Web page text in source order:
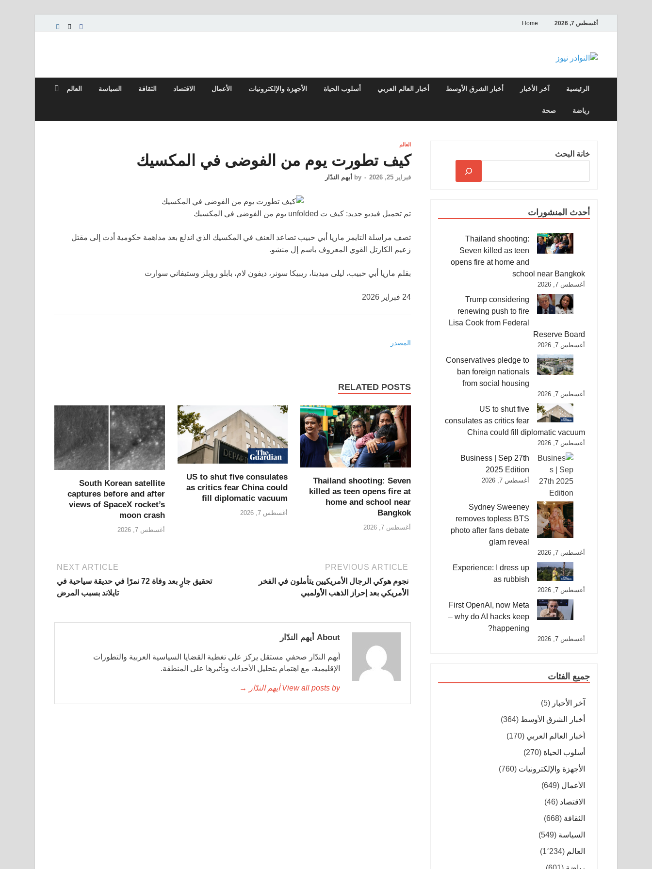
أغسطس 7, 2026 Home
النوادر نيوز
الرئيسية آخر الأخبار أخبار الشرق الأوسط أخبار العالم العربي أسلوب الحياة الأجهزة والإلكترونيات الأعمال الاقتصاد الثقافة السياسة العالم
رياضة صحة
العالم
كيف تطورت يوم من الفوضى في المكسيك
فبراير 25, 2026 -
by أيهم الندّار
تم تحميل فيديو جديد: كيف ت unfolded يوم من الفوضى في المكسيك
تصف مراسلة التايمز ماريا أبي حبيب تصاعد العنف في المكسيك الذي اندلع بعد مداهمة حكومية أدت إلى مقتل
زعيم الكارتل القوي المعروف باسم إل منشو.
بقلم ماريا أبي حبيب، ليلى ميدينا، ريبيكا سونر، ديفون لام، بابلو روبلز وستيفاني سوارت
24 فبراير 2026
المصدر
RELATED POSTS
Thailand shooting: Seven
killed as teen opens fire at
home and school near
Bangkok
أغسطس 7, 2026
US to shut five consulates
as critics fear China could
fill diplomatic vacuum
أغسطس 7, 2026
South Korean satellite
captures before and after
views of SpaceX rocket’s
moon crash
أغسطس 7, 2026
PREVIOUS ARTICLE
نجوم هوكي الرجال الأمريكيين يتأملون في الفخر
الأمريكي بعد إحراز الذهب الأولمبي
NEXT ARTICLE
تحقيق جارٍ بعد وفاة 72 نمرًا في حديقة سياحية في
تايلاند بسبب المرض
About أيهم الندّار
أيهم الندّار صحفي مستقل يركز على تغطية القضايا السياسية العربية والتطورات
الإقليمية، مع اهتمام بتحليل الأحداث وتأثيرها على المنطقة.
View all posts by أيهم الندّار →
خانة البحث
أحدث المنشورات
Thailand shooting:
Seven killed as teen
opens fire at home and
school near Bangkok
أغسطس 7, 2026
Trump considering
renewing push to fire
Lisa Cook from Federal
Reserve Board
أغسطس 7, 2026
Conservatives pledge to
ban foreign nationals
from social housing
أغسطس 7, 2026
US to shut five
consulates as critics fear
China could fill diplomatic vacuum
أغسطس 7, 2026
Business | Sep 27th
2025 Edition
أغسطس 7, 2026
Sydney Sweeney
removes topless BTS
photo after fans debate
glam reveal
أغسطس 7, 2026
Experience: I dress up
as rubbish
أغسطس 7, 2026
First OpenAI, now Meta
– why do AI hacks keep
happening?
أغسطس 7, 2026
جميع الفئات
آخر الأخبار (5)
أخبار الشرق الأوسط (364)
أخبار العالم العربي (170)
أسلوب الحياة (270)
الأجهزة والإلكترونيات (760)
الأعمال (649)
الاقتصاد (46)
الثقافة (668)
السياسة (549)
العالم (1٬234)